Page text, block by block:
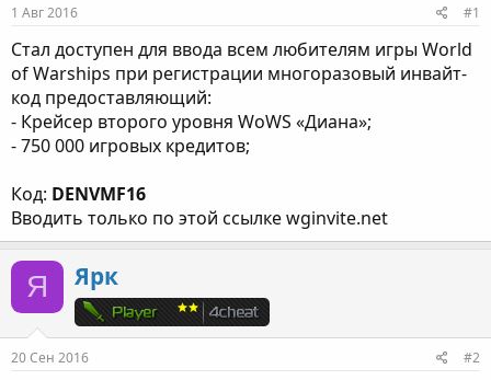
1 Авг 2016 #1
Стал доступен для ввода всем любителям игры World
of Warships при регистрации многоразовый инвайт-
код предоставляющий:
- Крейсер второго уровня WoWS «Диана»;
- 750 000 игровых кредитов;
Код: DENVMF16
Вводить только по этой ссылке wginvite.net
Я Ярк
20 Сен 2016 #2